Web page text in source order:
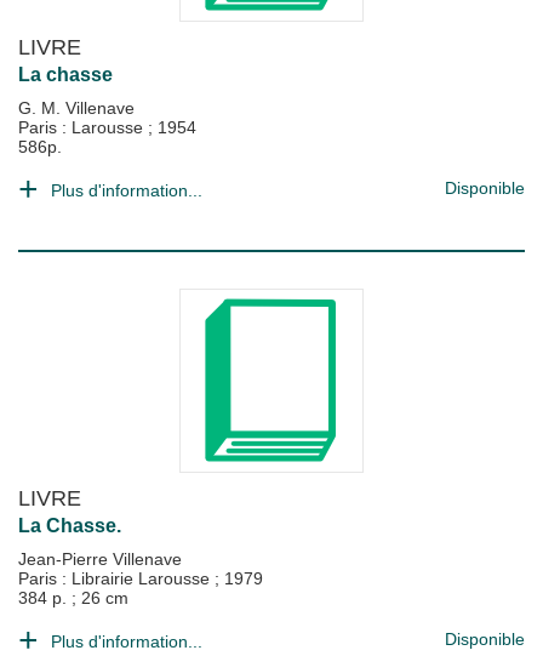
LIVRE
La chasse
G. M. Villenave
Paris : Larousse ; 1954
586p.
Plus d'information... Disponible
LIVRE
La Chasse.
Jean-Pierre Villenave
Paris : Librairie Larousse ; 1979
384 p. ; 26 cm
Plus d'information... Disponible